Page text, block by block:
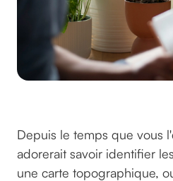
Depuis le temps que vous
adorerait savoir identifier
une carte topographique,